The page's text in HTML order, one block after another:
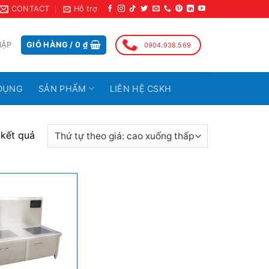
CONTACT Hỗ trợ
GIỎ HÀNG /0 ₫ 0904.938.569
SẢN PHẨM LIÊN HỆ CSKH
quả